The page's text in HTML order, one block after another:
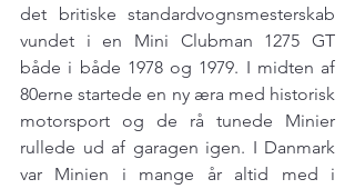
det britiske standardvognsmesterskab
vundet i en Mini Clubman 1275 GT
både i både 1978 og 1979. I midten af
80erne startede en ny æra med historisk
motorsport og de rå tunede Minier
rullede ud af garagen igen. I Danmark
var Minien i mange år altid med i